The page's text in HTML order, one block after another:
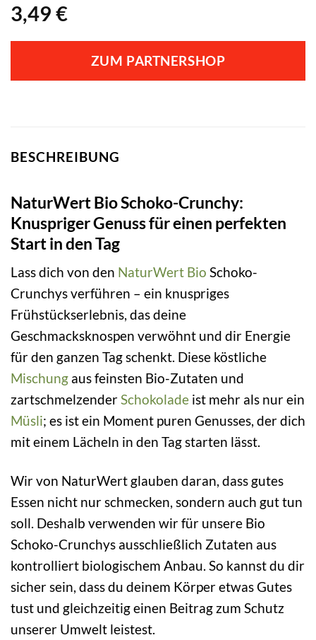
3,49 €
ZUM PARTNERSHOP
BESCHREIBUNG
NaturWert Bio Schoko-Crunchy:
Knuspriger Genuss für einen perfekten
Start in den Tag
Lass dich von den NaturWert Bio Schoko-
Crunchys verführen – ein knuspriges
Frühstückserlebnis, das deine
Geschmacksknospen verwöhnt und dir Energie
für den ganzen Tag schenkt. Diese köstliche
Mischung aus feinsten Bio-Zutaten und
zartschmelzenderSchokolade ist mehr als nur ein
Müsli; es ist ein Moment puren Genusses, der dich
mit einem Lächeln in den Tag starten lässt.
Wir von NaturWert glauben daran, dass gutes
Essen nicht nur schmecken, sondern auch gut tun
soll. Deshalb verwenden wir für unsere Bio
Schoko-Crunchys ausschließlich Zutaten aus
kontrolliert biologischem Anbau. So kannst du dir
sicher sein, dass du deinem Körper etwas Gutes
tust und gleichzeitig einen Beitrag zum Schutz
unserer Umwelt leistest.